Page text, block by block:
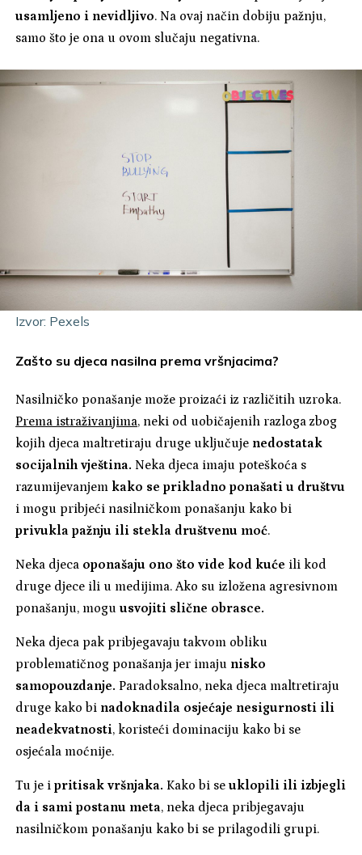
usamljeno i nevidljivo. Na ovaj način dobiju pažnju,
samo što je ona u ovom slučaju negativna.
Izvor: Pexels
Zašto su djeca nasilna prema vršnjacima?
Nasilničko ponašanje može proizaći iz različitih uzroka.
Prema istraživanjima, neki od uobičajenih razloga zbog
kojih djeca maltretiraju druge uključuje nedostatak
socijalnih vještina. Neka djeca imaju poteškoća s
razumijevanjem kako se prikladno ponašati u društvu
i mogu pribjeći nasilničkom ponašanju kako bi
privukla pažnju ili stekla društvenu moć.
Neka djeca oponašaju ono što vide kod kuće ili kod
druge djece ili u medijima. Ako su izložena agresivnom
ponašanju, moguusvojiti slične obrasce.
Neka djeca pak pribjegavaju takvom obliku
problematičnog ponašanja jer imaju nisko
samopouzdanje. Paradoksalno, neka djeca maltretiraju
druge kako bi nadoknadila osjećaje nesigurnosti ili
neadekvatnosti, koristeći dominaciju kako bi se
osjećala moćnije.
Tu je ipritisak vršnjaka. Kako bi se uklopili ili izbjegli
da i sami postanu meta, neka djeca pribjegavaju
nasilničkom ponašanju kako bi se prilagodili grupi.